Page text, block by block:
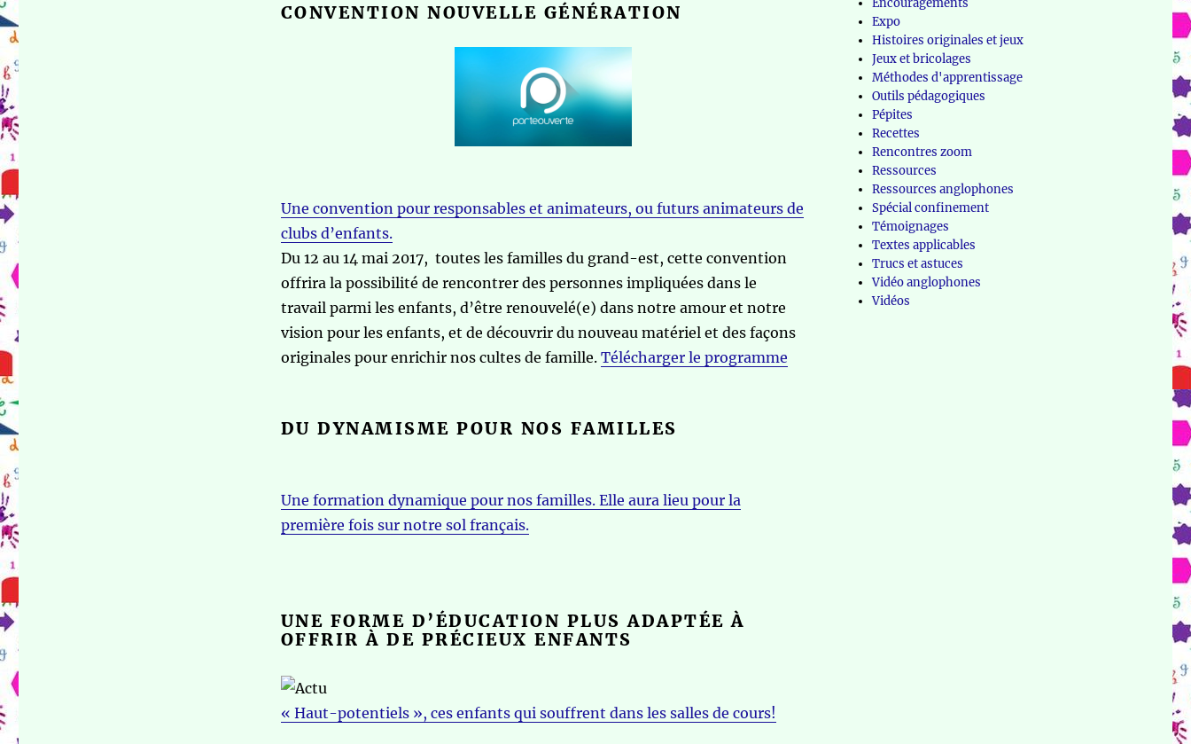
CONVENTION NOUVELLE GÉNÉRATION
Une convention pour responsables et animateurs, ou futurs animateurs de
clubs d’enfants.
Du 12 au 14 mai 2017, toutes les familles du grand-est, cette convention
offrira la possibilité de rencontrer des personnes impliquées dans le
travail parmi les enfants, d’être renouvelé(e) dans notre amour et notre
vision pour les enfants, et de découvrir du nouveau matériel et des façons
originales pour enrichir nos cultes de famille. Télécharger le programme
DU DYNAMISME POUR NOS FAMILLES
Une formation dynamique pour nos familles. Elle aura lieu pour la
première fois sur notre sol français.
UNE FORME D’ÉDUCATION PLUS ADAPTÉE À
OFFRIR À DE PRÉCIEUX ENFANTS
« Haut-potentiels », ces enfants qui souffrent dans les salles de cours!
Encouragements
Expo
Histoires originales et jeux
Jeux et bricolages
Méthodes d'apprentissage
Outils pédagogiques
Pépites
Recettes
Rencontres zoom
Ressources
Ressources anglophones
Spécial confinement
Témoignages
Textes applicables
Trucs et astuces
Vidéo anglophones
Vidéos